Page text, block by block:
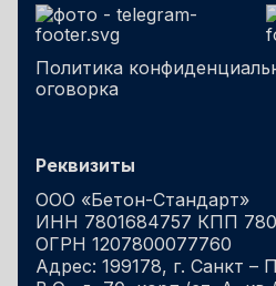
Политика
оговорка
Реквизиты
ООО «Бетон-Стандарт»
ИНН 7801684757 КПП
ОГРН 1207800077760
Адрес: 199178, г. Санкт –